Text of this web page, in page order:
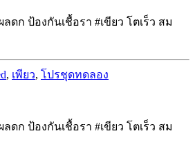
ดก ป้องกันเชื้อรา #เขียว โตเร็ว สม
, เพียว, โปรชุดทดลอง
ดก ป้องกันเชื้อรา #เขียว โตเร็ว สม